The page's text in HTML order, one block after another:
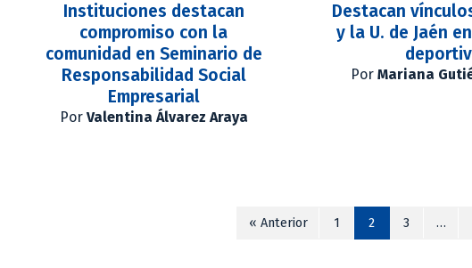
Instituciones destacan
compromiso con la
comunidad en Seminario de
Responsabilidad Social
Empresarial
Por Valentina Álvarez Araya
Destacan
y la U. de Jaén
PorMariana
« Anterior 1 2 3 …